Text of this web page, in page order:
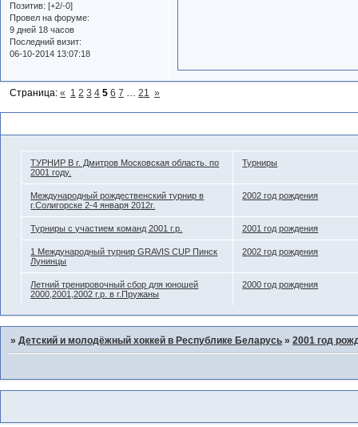
Позитив: [+2/-0]
Провел на форуме:
9 дней 18 часов
Последний визит:
06-10-2014 13:07:18
Страница:« 1 2 3 4 5 6 7 … 21 »
ТУРНИР В г. Дмитров Московская область. по
2001 году.
Турниры
Международный рождественский турнир в
г.Солигорске 2-4 января 2012г.
2002 год рождения
Турниры с участием команд 2001 г.р. 2001 год рождения
1 Международный турнир GRAVIS CUP Пинск
Лунинцы
2002 год рождения
Летний тренировочный сбор для юношей
2000,2001,2002 г.р. в г.Пружаны
2000 год рождения
»Детский и молодёжный хоккей в Республике Беларусь »2001 год